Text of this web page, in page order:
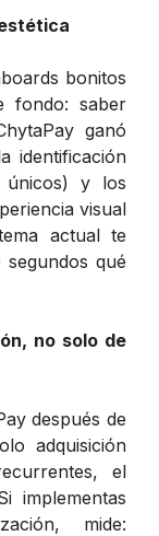
bonitos
fondo: saber
ganó
identificación
únicos) y los
visual
actual te
qué
no solo de
después de
adquisición
el
implementas
mide: